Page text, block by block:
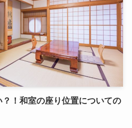
！和室の座り位置についての